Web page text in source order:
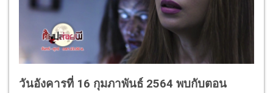
วันอังคารที่ 16 กุมภาพันธ์ 2564 พบกับตอน